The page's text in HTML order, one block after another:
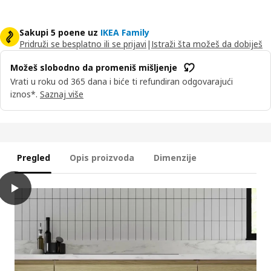
Sakupi 5 poene uz IKEA Family
Pridruži se besplatno ili se prijavi | Istraži šta možeš da dobiješ
Možeš slobodno da promeniš mišljenje
Vrati u roku od 365 dana i biće ti refundiran odgovarajući
iznos*. Saznaj više
Pregled Opis proizvoda Dimenzije
play
VOXTORP Vrata, im. hrastovine, 40x40 cm